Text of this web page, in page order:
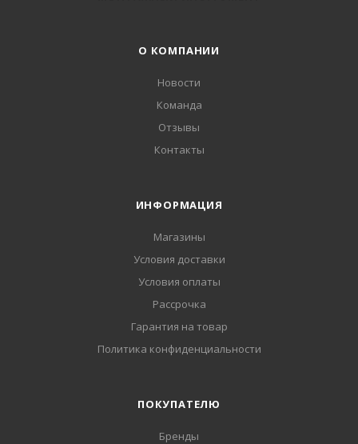
О КОМПАНИИ
Новости
Команда
Отзывы
Контакты
ИНФОРМАЦИЯ
Магазины
Условия доставки
Условия оплаты
Рассрочка
Гарантия на товар
Политика конфиденциальности
ПОКУПАТЕЛЮ
Бренды